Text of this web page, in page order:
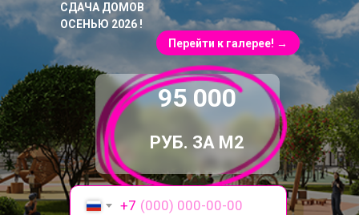
СДАЧА ДОМОВ
ОСЕНЬЮ 2026 !
РУБ. ЗА М2
95 000
+7
Перейти к галерее! →